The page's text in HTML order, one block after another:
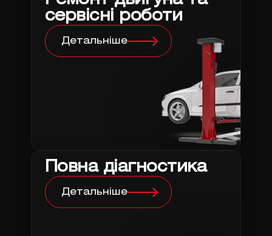
сервісні роботи
Детальніше
Повна діагностика
Детальніше